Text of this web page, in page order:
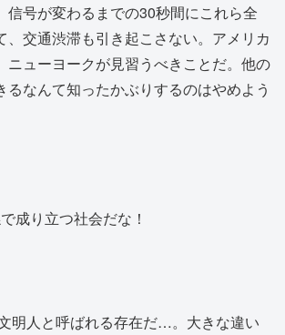
信号が変わるまでの30秒間にこれら全
、交通渋滞も引き起こさない。アメリカ
ニューヨークが見習うべきことだ。他の
るなんて知ったかぶりするのはやめよう
成り立つ社会だな！
明人と呼ばれる存在だ…。大きな違い